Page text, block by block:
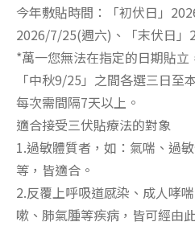
今年敷貼時間：「初伏日」
2026/7/25(週六)、「末伏日
*萬一您無法在指定的日期貼
「中秋9/25」之間各選三日至
每次需間隔7天以上。
適合接受三伏貼療法的對象
1.過敏體質者，如：氣喘、過
等，皆適合。
2.反覆上呼吸道感染、成人哮
嗽、肺氣腫等疾病，皆可經由